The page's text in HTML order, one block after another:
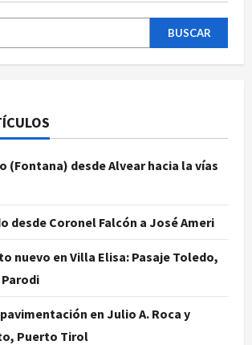
BUSCAR
(Fontana) desde Alvear hacia la vías
desde Coronel Falcón a José Ameri
nuevo en Villa Elisa: Pasaje Toledo,
en Julio A. Roca y
Puerto Tirol